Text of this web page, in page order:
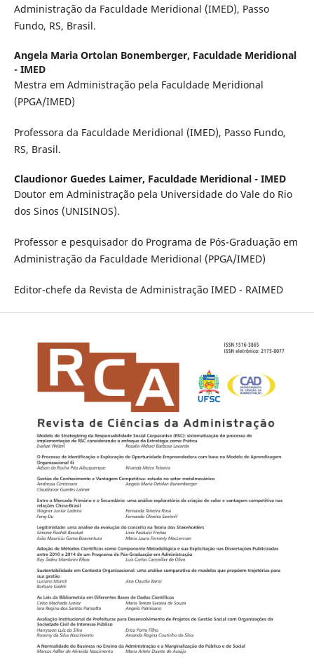
Administração da Faculdade Meridional (IMED), Passo
Fundo, RS, Brasil.
Angela Maria Ortolan Bonemberger, Faculdade Meridional
- IMED
Mestra em Administração pela Faculdade Meridional
(PPGA/IMED)
Professora da Faculdade Meridional (IMED), Passo Fundo,
RS, Brasil.
Claudionor Guedes Laimer, Faculdade Meridional - IMED
Doutor em Administração pela Universidade do Vale do Rio
dos Sinos (UNISINOS).
Professor e pesquisador do Programa de Pós-Graduação em
Administração da Faculdade Meridional (PPGA/IMED)
Editor-chefe da Revista de Administração IMED - RAIMED